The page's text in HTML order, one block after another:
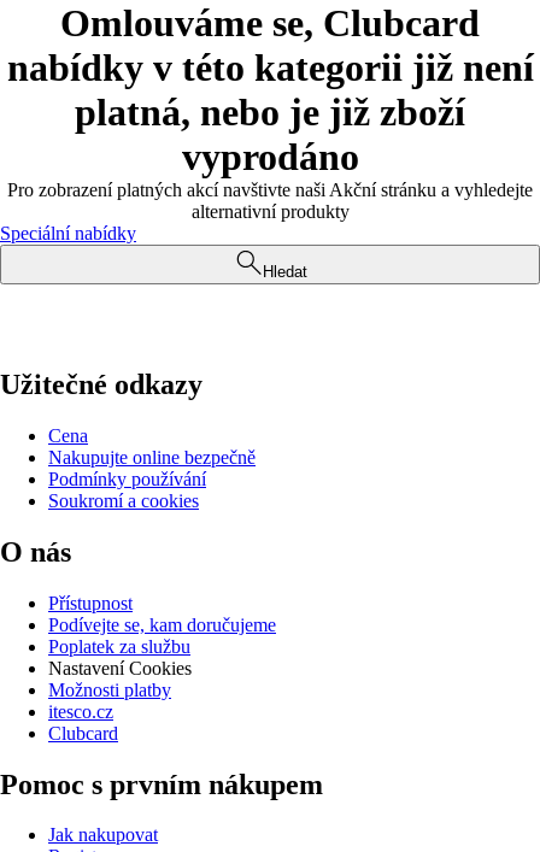
Omlouváme se, Clubcard
nabídky v této kategorii již není
platná, nebo je již zboží
vyprodáno
Pro zobrazení platných akcí navštivte naši Akční stránku a vyhledejte
alternativní produkty
Speciální nabídky
Hledat
Užitečné odkazy
Cena
Nakupujte online bezpečně
Podmínky používání
Soukromí a cookies
O nás
Přístupnost
Podívejte se, kam doručujeme
Poplatek za službu
Nastavení Cookies
Možnosti platby
itesco.cz
Clubcard
Pomoc s prvním nákupem
Jak nakupovat